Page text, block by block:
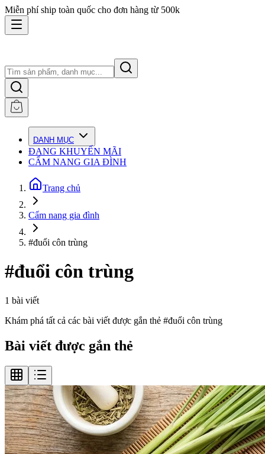
Miễn phí ship toàn quốc cho đơn hàng từ 500k
DANH MỤC
ĐANG KHUYẾN MÃI
CẨM NANG GIA ĐÌNH
Trang chủ
Cẩm nang gia đình
#đuổi côn trùng
#đuổi côn trùng
1 bài viết
Khám phá tất cả các bài viết được gắn thẻ #đuổi côn trùng
Bài viết được gắn thẻ